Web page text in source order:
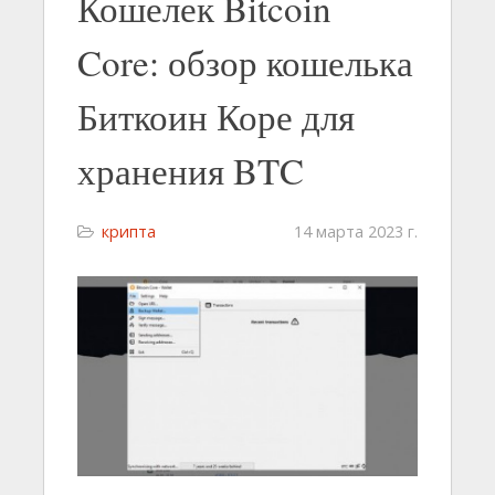
Core: обзор кошелька
Биткоин Коре для
хранения BTC
крипта 14 марта 2023 г.